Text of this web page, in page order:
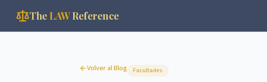
TheLAWReference
Volver al Blog Facultades